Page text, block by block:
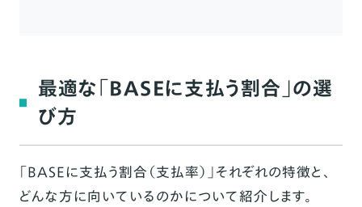
最適な「BASEに支払う割合」の選
び方
「BASEに支払う割合（支払率）」それぞれの特徴と、
どんな方に向いているのかについて紹介します。